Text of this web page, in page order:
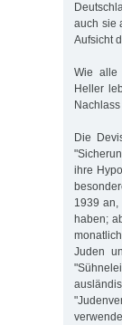
auch sie
Aufsicht
Wie alle
Heller
Die
ihre
1939
haben;
Juden